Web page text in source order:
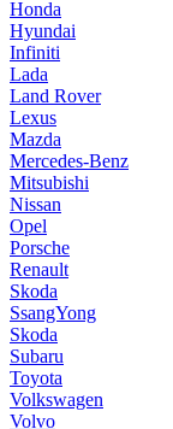
Honda
Hyundai
Infiniti
Lada
Land Rover
Lexus
Mazda
Mercedes-Benz
Mitsubishi
Nissan
Opel
Porsche
Renault
Skoda
SsangYong
Skoda
Subaru
Toyota
Volkswagen
Volvo